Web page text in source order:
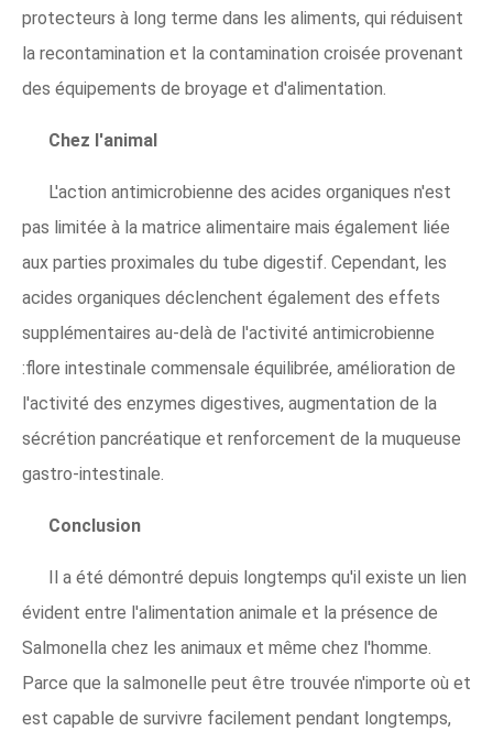
protecteurs à long terme dans les aliments, qui réduisent
la recontamination et la contamination croisée provenant
des équipements de broyage et d'alimentation.
Chez l'animal
L'action antimicrobienne des acides organiques n'est
pas limitée à la matrice alimentaire mais également liée
aux parties proximales du tube digestif. Cependant, les
acides organiques déclenchent également des effets
supplémentaires au-delà de l'activité antimicrobienne
:flore intestinale commensale équilibrée, amélioration de
l'activité des enzymes digestives, augmentation de la
sécrétion pancréatique et renforcement de la muqueuse
gastro-intestinale.
Conclusion
Il a été démontré depuis longtemps qu'il existe un lien
évident entre l'alimentation animale et la présence de
Salmonella chez les animaux et même chez l'homme.
Parce que la salmonelle peut être trouvée n'importe où et
est capable de survivre facilement pendant longtemps,